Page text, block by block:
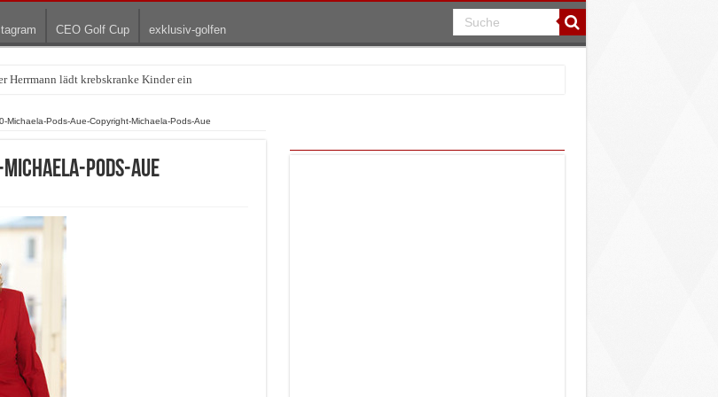
CEO Golf Cup exklusiv-golfen
Herrmann lädt krebskranke Kinder ein
Michaela-Pods-Aue-Copyright-Michaela-Pods-Aue
Pods-Aue